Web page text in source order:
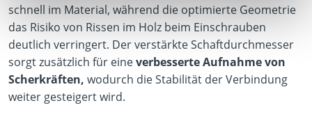
schnell im Material, während die optimierte Geometrie
das Risiko von Rissen im Holz beim Einschrauben
deutlich verringert. Der verstärkte Schaftdurchmesser
sorgt zusätzlich für eineverbesserte Aufnahme von
Scherkräften, wodurch die Stabilität der Verbindung
weiter gesteigert wird.